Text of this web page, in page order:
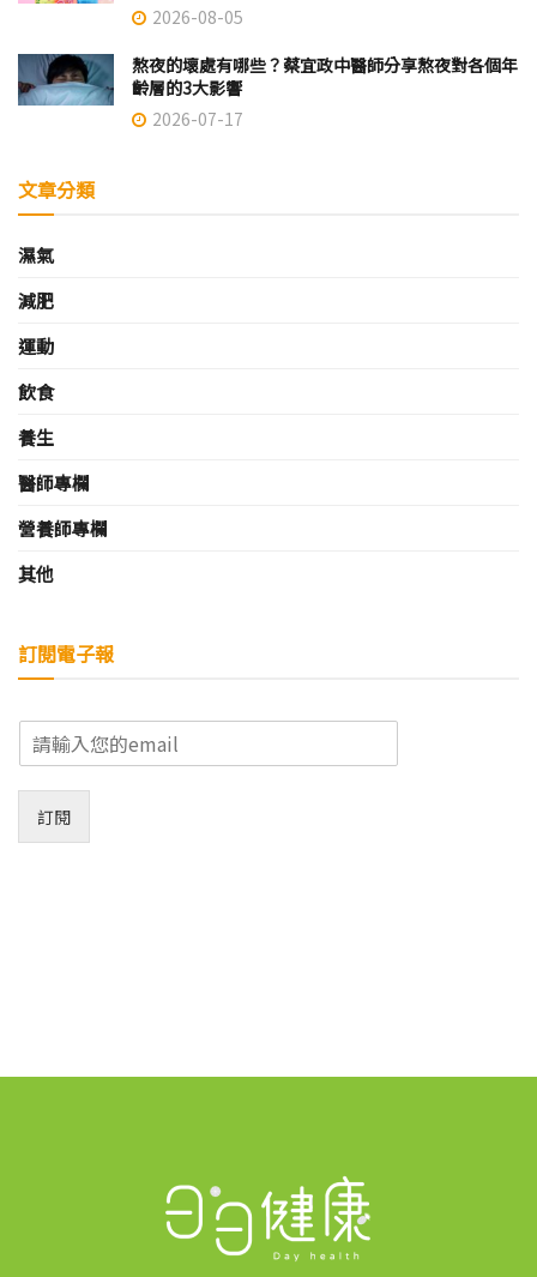
2026-08-05
熬夜的壞處有哪些？蔡宜政中醫師分享熬夜對各個年
齡層的3大影響
2026-07-17
文章分類
濕氣
減肥
運動
飲食
養生
醫師專欄
營養師專欄
其他
訂閱電子報
E
m
*
訂閱